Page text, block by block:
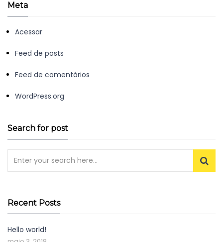
Meta
Acessar
Feed de posts
Feed de comentários
WordPress.org
Search for post
Recent Posts
Hello world!